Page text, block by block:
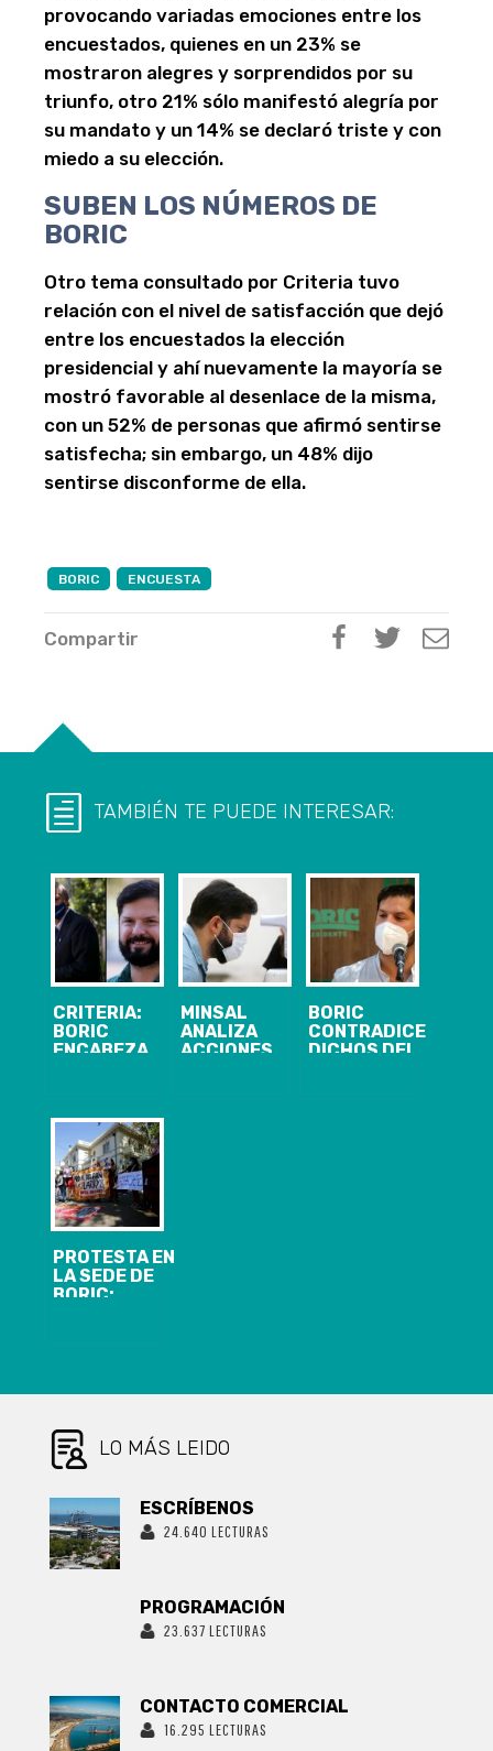
provocando variadas emociones entre los
encuestados, quienes en un 23% se
mostraron alegres y sorprendidos por su
triunfo, otro 21% sólo manifestó alegría por
su mandato y un 14% se declaró triste y con
miedo a su elección.
SUBEN LOS NÚMEROS DE
BORIC
Otro tema consultado por Criteria tuvo
relación con el nivel de satisfacción que dejó
entre los encuestados la elección
presidencial y ahí nuevamente la mayoría se
mostró favorable al desenlace de la misma,
con un 52% de personas que afirmó sentirse
satisfecha; sin embargo, un 48% dijo
sentirse disconforme de ella.
BORIC ENCUESTA
Compartir
TAMBIÉN TE PUEDE INTERESAR:
CRITERIA:
BORIC
ENCABEZA
POSICIONA EN
EL SEGUNDO
LUGAR
MINSAL
ANALIZA
ACCIONES
BORIC
CONTRADICE
DICHOS DEL
PROTESTA EN
LA SEDE DE
BORIC:
LO MÁS LEIDO
ESCRÍBENOS
24.640 LECTURAS
PROGRAMACIÓN
23.637 LECTURAS
CONTACTO COMERCIAL
16.295 LECTURAS